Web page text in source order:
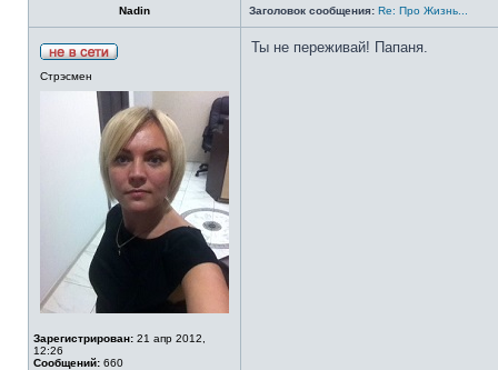
Nadin Заголовок сообщения: Re: Про Жизнь...
Стрэсмен
Зарегистрирован: 21 апр 2012,
12:26
Сообщений: 660
Ты не переживай! Папаня.